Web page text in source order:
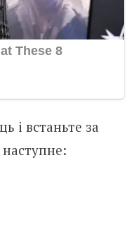
і встаньте за
наступне: